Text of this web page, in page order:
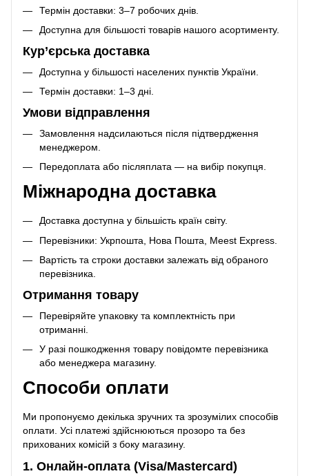
Термін доставки: 3–7 робочих днів.
Доступна для більшості товарів нашого асортименту.
Кур’єрська доставка
Доступна у більшості населених пунктів України.
Термін доставки: 1–3 дні.
Умови відправлення
Замовлення надсилаються після підтвердження
менеджером.
Передоплата або післяплата — на вибір покупця.
Міжнародна доставка
Доставка доступна у більшість країн світу.
Перевізники: Укрпошта, Нова Пошта, Meest Express.
Вартість та строки доставки залежать від обраного
перевізника.
Отримання товару
Перевіряйте упаковку та комплектність при
отриманні.
У разі пошкодження товару повідомте перевізника
або менеджера магазину.
Способи оплати
Ми пропонуємо декілька зручних та зрозумілих способів
оплати. Усі платежі здійснюються прозоро та без
прихованих комісій з боку магазину.
1. Онлайн-оплата (Visa/Mastercard)